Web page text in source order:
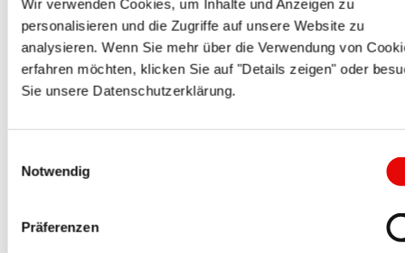
Wir verwenden Cookies, um Inhalte und Anzeigen zu
personalisieren und die Zugriffe auf unsere Website zu
analysieren. Wenn Sie mehr über die Verwendung von
erfahren möchten, klicken Sie auf "Details zeigen" oder
Sie unsere Datenschutzerklärung.
Notwendig
Präferenzen
CAPTOP®EP 207
Capuchons de protection en silicone